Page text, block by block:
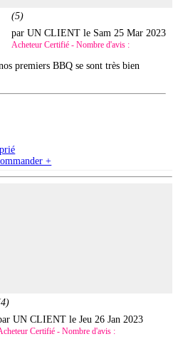
(5)
par UN CLIENT le Sam 25 Mar 2023
Acheteur Certifié - Nombre d'avis :
premiers BBQ se sont très bien
+
4)
UN CLIENT leJeu 26 Jan 2023
Certifié - Nombre d'avis :